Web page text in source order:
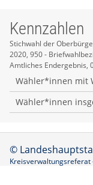
Kennzahlen
Kennzahlen
Stichwahl der
2020, 950 -
Amtliches Endergebnis,
Wähler*innen mit
Wähler*innen
©
Kreisverwaltungsreferat